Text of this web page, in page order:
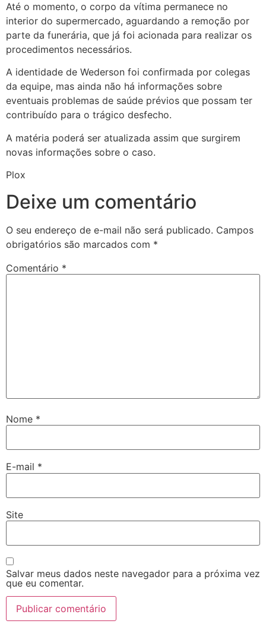
Até o momento, o corpo da vítima permanece no
interior do supermercado, aguardando a remoção por
parte da funerária, que já foi acionada para realizar os
procedimentos necessários.
A identidade de Wederson foi confirmada por colegas
da equipe, mas ainda não há informações sobre
eventuais problemas de saúde prévios que possam ter
contribuído para o trágico desfecho.
A matéria poderá ser atualizada assim que surgirem
novas informações sobre o caso.
Plox
Deixe um comentário
O seu endereço de e-mail não será publicado. Campos
obrigatórios são marcados com *
Comentário *
Nome *
E-mail *
Site
Salvar meus dados neste navegador para a próxima vez
que eu comentar.